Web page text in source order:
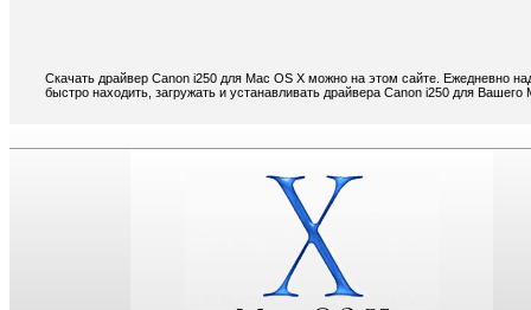
Скачать драйвер Canon i250 для Mac OS X можно на этом сайте. Ежедневно
быстро находить, загружать и устанавливать драйвера Canon i250 для Вашего